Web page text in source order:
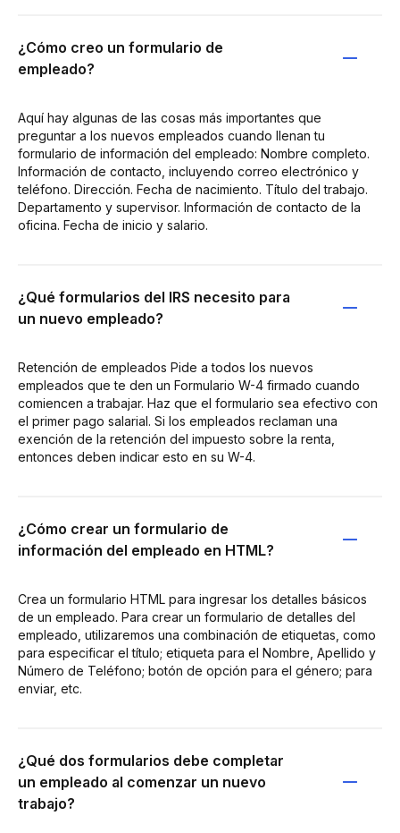
¿Cómo creo un formulario de
empleado?
Aquí hay algunas de las cosas más importantes que
preguntar a los nuevos empleados cuando llenan tu
formulario de información del empleado: Nombre completo.
Información de contacto, incluyendo correo electrónico y
teléfono. Dirección. Fecha de nacimiento. Título del trabajo.
Departamento y supervisor. Información de contacto de la
oficina. Fecha de inicio y salario.
¿Qué formularios del IRS necesito para
un nuevo empleado?
Retención de empleados Pide a todos los nuevos
empleados que te den un Formulario W-4 firmado cuando
comiencen a trabajar. Haz que el formulario sea efectivo con
el primer pago salarial. Si los empleados reclaman una
exención de la retención del impuesto sobre la renta,
entonces deben indicar esto en su W-4.
¿Cómo crear un formulario de
información del empleado en HTML?
Crea un formulario HTML para ingresar los detalles básicos
de un empleado. Para crear un formulario de detalles del
empleado, utilizaremos una combinación de etiquetas, como
para especificar el título; etiqueta para el Nombre, Apellido y
Número de Teléfono; botón de opción para el género; para
enviar, etc.
¿Qué dos formularios debe completar
un empleado al comenzar un nuevo
trabajo?